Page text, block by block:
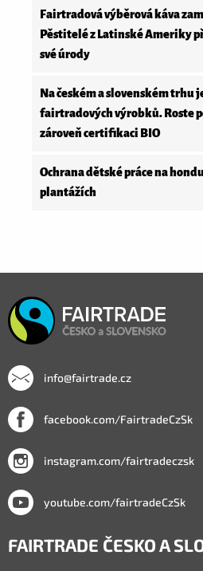
Fairtradová výběrová káva
Pěstitelé z Latinské Ameriky
své úrody
Na českém a slovenském trhu
fairtradových výrobků. Roste
zároveň certifikaci BIO
Ochrana dětské práce na
plantážích
info@fairtrade.cz
facebook.com/FairtradeCzSk
instagram.com/fairtradeczsk
youtube.com/fairtradeCzSk
FAIRTRADE ČESKO A